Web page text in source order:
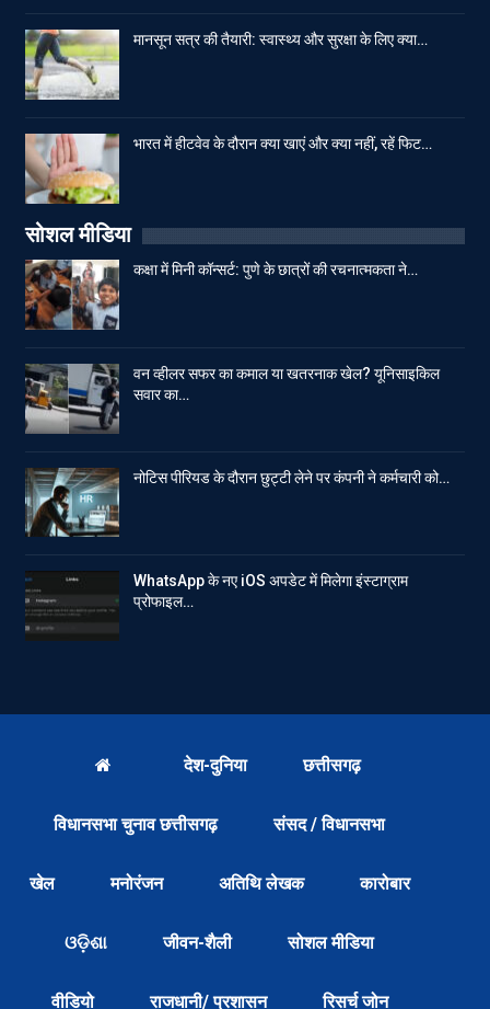
मानसून सत्र की तैयारी: स्वास्थ्य और सुरक्षा के लिए क्या…
भारत में हीटवेव के दौरान क्या खाएं और क्या नहीं, रहें फिट…
सोशल मीडिया
कक्षा में मिनी कॉन्सर्ट: पुणे के छात्रों की रचनात्मकता ने…
वन व्हीलर सफर का कमाल या खतरनाक खेल? यूनिसाइकिल
सवार का…
नोटिस पीरियड के दौरान छुट्टी लेने पर कंपनी ने कर्मचारी को…
WhatsApp के नए iOS अपडेट में मिलेगा इंस्टाग्राम
प्रोफाइल…
देश-दुनिया छत्तीसगढ़
विधानसभा चुनाव छत्तीसगढ़ संसद / विधानसभा
खेल मनोरंजन अतिथि लेखक कारोबार
ଓଡ଼ିଶା जीवन-शैली सोशल मीडिया
वीडियो राजधानी/ प्रशासन रिसर्च जोन